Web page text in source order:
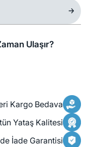
Ulaşır?
Kargo Bedava
Yataş Kalitesi
İade Garantisi